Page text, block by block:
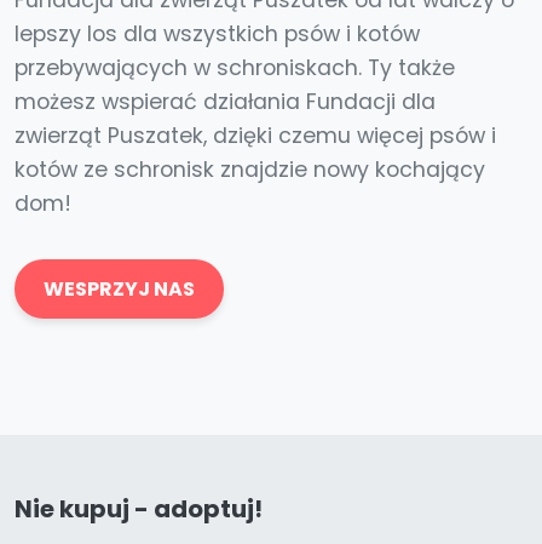
lepszy los dla wszystkich psów i kotów
przebywających w schroniskach. Ty także
możesz wspierać działania Fundacji dla
zwierząt Puszatek, dzięki czemu więcej psów i
kotów ze schronisk znajdzie nowy kochający
dom!
WESPRZYJ NAS
Nie kupuj - adoptuj!